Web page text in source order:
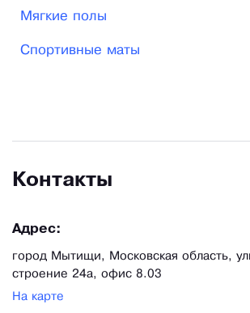
инвентарь на самых удобных
Мягкие полы
Спортивные маты
Контакты
Адрес:
город Мытищи, Московская область,
строение 24а, офис 8.03
На карте